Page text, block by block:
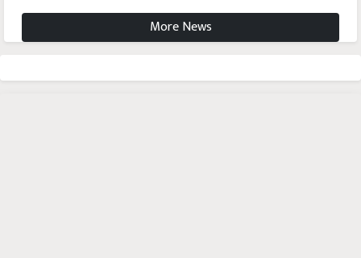
More News